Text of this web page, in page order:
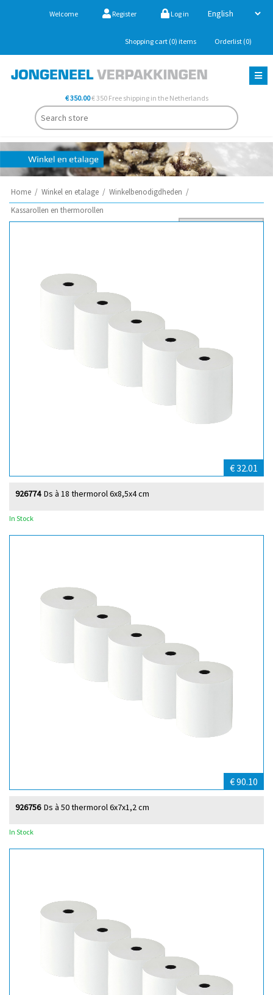
Welcome Register Log in
Shopping cart (0) items Orderlist (0)
€ 350.00€ 350 Free shipping in the Netherlands
Home / Winkel en etalage / Winkelbenodigdheden /
Kassarollen en thermorollen
€ 32.01
Ds à 18 thermorol 6x8,5x4 cm
926774
In Stock
€ 90.10
Ds à 50 thermorol 6x7x1,2 cm
926756
In Stock